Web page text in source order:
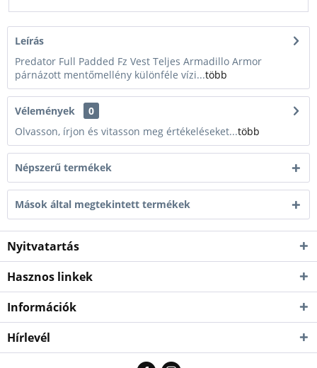
Leírás
Predator Full Padded Fz Vest Teljes Armadillo Armor
párnázott mentőmellény különféle vízi...több
Vélemények
0
Olvasson, írjon és vitasson meg értékeléseket...több
Népszerű termékek
Mások által megtekintett termékek
Nyitvatartás
Hasznos linkek
Információk
Hírlevél